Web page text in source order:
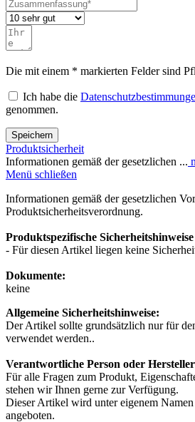
Die mit einem * markierten Felder sind
Ich habe die
genommen.
Speichern
Produktsicherheit
Informationen gemäß der gesetzlichen ...
Menü schließen
Informationen gemäß der gesetzlichen
Produktsicherheitsverordnung.
Produktspezifische
- Für diesen Artikel liegen keine
Dokumente:
keine
Allgemeine Sicherheitshinweise:
Der Artikel sollte grundsätzlich nur für
verwendet werden..
Verantwortliche Person oder
Für alle Fragen zum Produkt,
stehen wir Ihnen gerne zur Verfügung.
Dieser Artikel wird unter eigenem
angeboten.